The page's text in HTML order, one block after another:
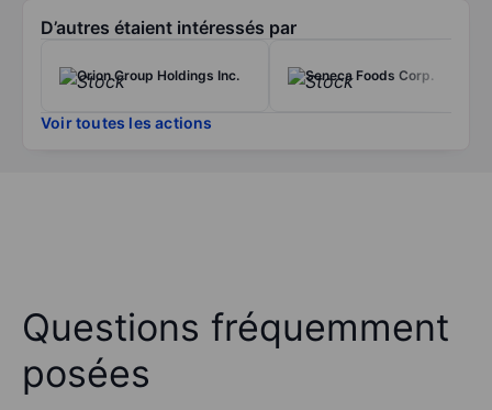
D’autres étaient intéressés par
Orion Group Holdings Inc. Seneca Foods Corp.
Voir toutes les actions
Questions fréquemment
posées